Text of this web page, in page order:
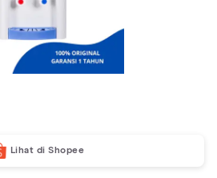
Lihat di Shopee